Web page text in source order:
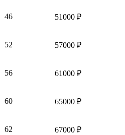
46 51000 ₽
52 57000 ₽
56 61000 ₽
60 65000 ₽
62 67000 ₽